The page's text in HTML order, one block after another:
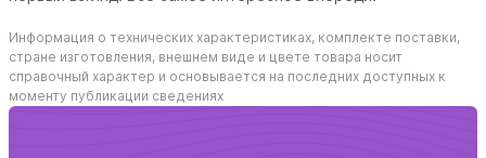
Информация о технических характеристиках, комплекте поставки,
стране изготовления, внешнем виде и цвете товара носит
справочный характер и основывается на последних доступных к
моменту публикации сведениях